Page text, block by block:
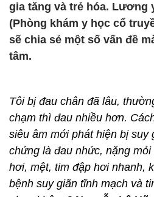
gia tăng và trẻ hóa. Lương
(Phòng khám y học cổ
sẽ chia sẻ một số vấn đề
tâm.
Tôi bị đau chân đã lâu,
chạm thì đau nhiều hơn.
siêu âm mới phát hiện bị suy
chứng là đau nhức, nặng
hơi, mệt, tim đập hơi nhanh,
bệnh suy giãn tĩnh mạch và